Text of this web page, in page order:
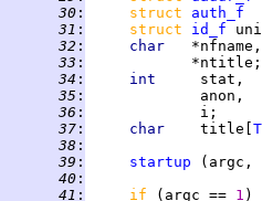
  30
: struct auth_f
  31
: struct id_f
  32
:
char
  33
:
  34
: int
  35
:
  36
:
  37
: char title[
  38
:
  39
: startup
  40
:
  41
: if (argc == 1